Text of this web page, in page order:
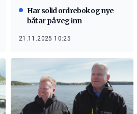
Har solid ordrebok og nye
båtar på veg inn
21.11.2025 10:25